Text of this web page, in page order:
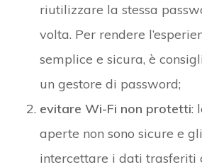
riutilizzare la stessa
volta. Per rendere
semplice e sicura, è
un gestore di password;
evitare Wi-Fi non protetti:
aperte non sono sicure e
intercettare i dati trasferiti